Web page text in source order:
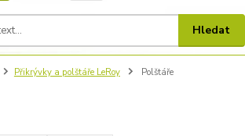
Hledat
Přikrývky a polštáře LeRoy Polštáře